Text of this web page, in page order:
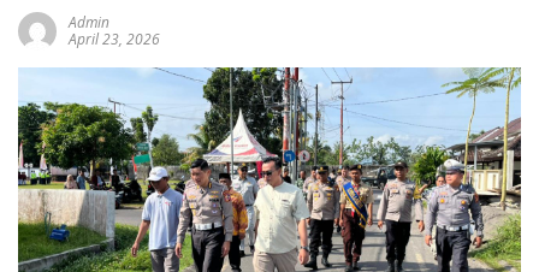
Admin
April 23, 2026